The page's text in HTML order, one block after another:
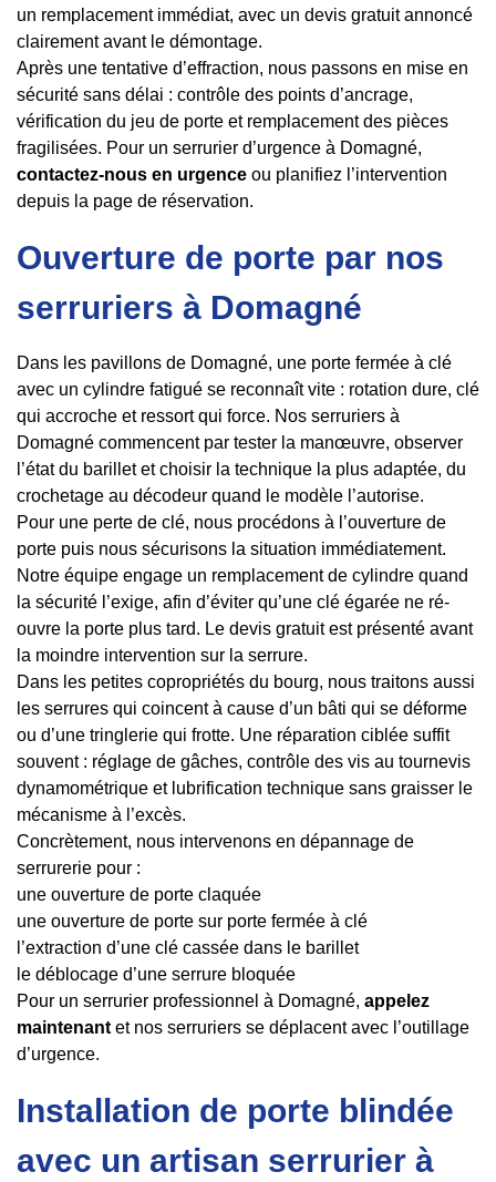
un remplacement immédiat, avec un devis gratuit annoncé
clairement avant le démontage.
Après une tentative d’effraction, nous passons en mise en
sécurité sans délai : contrôle des points d’ancrage,
vérification du jeu de porte et remplacement des pièces
fragilisées. Pour un serrurier d’urgence à Domagné,
contactez-nous en urgence ou planifiez l’intervention
depuis la page de réservation.
Ouverture de porte par nos
serruriers à Domagné
Dans les pavillons de Domagné, une porte fermée à clé
avec un cylindre fatigué se reconnaît vite : rotation dure, clé
qui accroche et ressort qui force. Nos serruriers à
Domagné commencent par tester la manœuvre, observer
l’état du barillet et choisir la technique la plus adaptée, du
crochetage au décodeur quand le modèle l’autorise.
Pour une perte de clé, nous procédons à l’ouverture de
porte puis nous sécurisons la situation immédiatement.
Notre équipe engage un remplacement de cylindre quand
la sécurité l’exige, afin d’éviter qu’une clé égarée ne ré-
ouvre la porte plus tard. Le devis gratuit est présenté avant
la moindre intervention sur la serrure.
Dans les petites copropriétés du bourg, nous traitons aussi
les serrures qui coincent à cause d’un bâti qui se déforme
ou d’une tringlerie qui frotte. Une réparation ciblée suffit
souvent : réglage de gâches, contrôle des vis au tournevis
dynamométrique et lubrification technique sans graisser le
mécanisme à l’excès.
Concrètement, nous intervenons en dépannage de
serrurerie pour :
une ouverture de porte claquée
une ouverture de porte sur porte fermée à clé
l’extraction d’une clé cassée dans le barillet
le déblocage d’une serrure bloquée
Pour un serrurier professionnel à Domagné, appelez
maintenant et nos serruriers se déplacent avec l’outillage
d’urgence.
Installation de porte blindée
avec un artisan serrurier à